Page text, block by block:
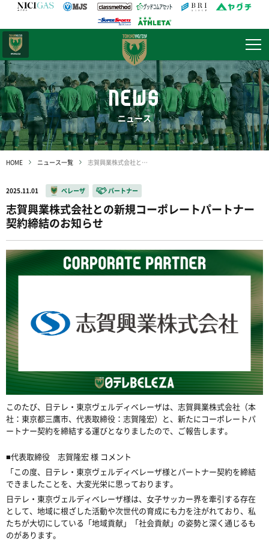
NEWS
ニュース
HOME ニュース一覧 志賀興業株式会社との新規コーポレートパートナー契約締結のお知らせ
2025.11.01 ベレーザ パートナー
志賀興業株式会社との新規コーポレートパートナー
契約締結のお知らせ
このたび、日テレ・東京ヴェルディベレーザは、志賀興業株式会社（本
社：東京都三鷹市、代表取締役：志賀隆宏）と、新たにコーポレートパ
ートナー契約を締結する運びとなりましたので、ご報告します。
■代表取締役 志賀隆宏 様 コメント
「この度、日テレ・東京ヴェルディベレーザ様とパートナー契約を締結
できましたことを、大変光栄に思っております。
日テレ・東京ヴェルディベレーザ様は、女子サッカー界を牽引する存在
として、地域に根ざした活動や次世代の育成にも力を注がれており、私
たちが大切にしている「地域貢献」「社会貢献」の姿勢と深く通じるも
のがあります。